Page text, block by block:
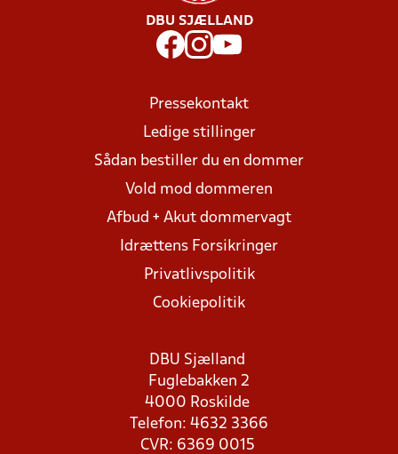
DBU SJÆLLAND
Pressekontakt
Ledige stillinger
Sådan bestiller du en dommer
Vold mod dommeren
Afbud + Akut dommervagt
Idrættens Forsikringer
Privatlivspolitik
Cookiepolitik
DBU Sjælland
Fuglebakken 2
4000 Roskilde
Telefon: 4632 3366
CVR: 6369 0015